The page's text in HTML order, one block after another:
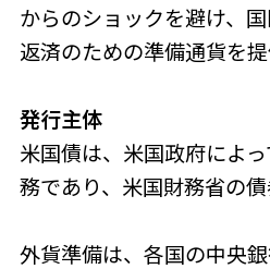
からのショックを避け、
返済のための準備通貨を提
発行主体
米国債は、米国政府によ
務であり、米国財務省の債
外貨準備は、各国の中央